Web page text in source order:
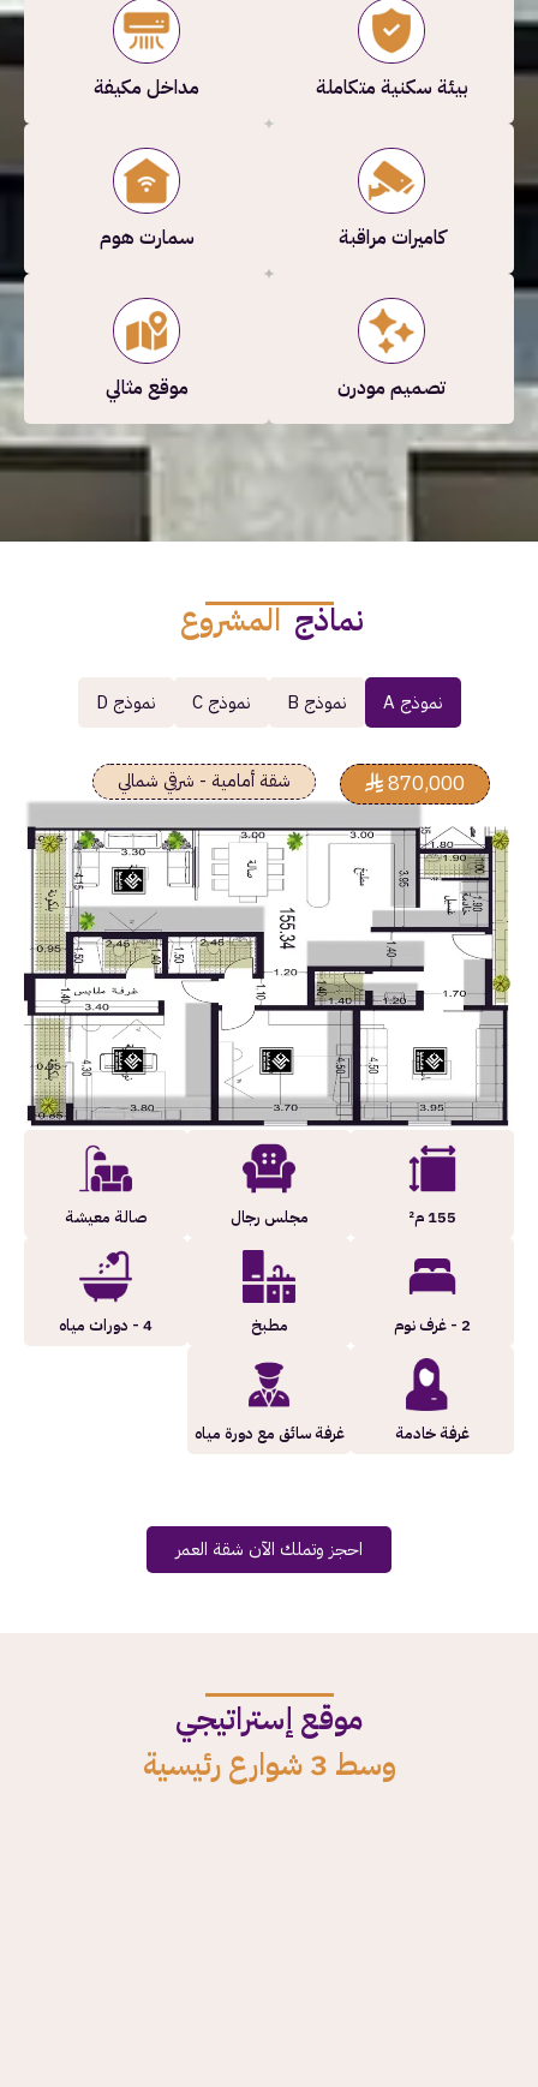
بيئة سكنية متكاملة مداخل مكيفة
كاميرات مراقبة سمارت هوم
تصميم مودرن موقع مثالي
نماذجالمشروع
نموذج A نموذج B نموذج C نموذج D
155 م² مجلس رجال صالة معيشة
2 - غرف نوم مطبخ 4 - دورات مياه
غرفة خادمة غرفة سائق مع دورة مياه
870,000 شقة أمامية - شرقي شمالي
احجز وتملك الآن شقة العمر
موقع إستراتيجي
وسط 3 شوارع رئيسية